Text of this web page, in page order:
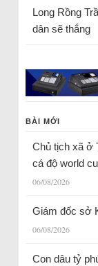
Long Rồng
dân sẽ thắng
BÀI MỚI
Chủ tịch xã ở
cá độ world
06/08/2026
Giám đốc sở
06/08/2026
Con dâu tỷ